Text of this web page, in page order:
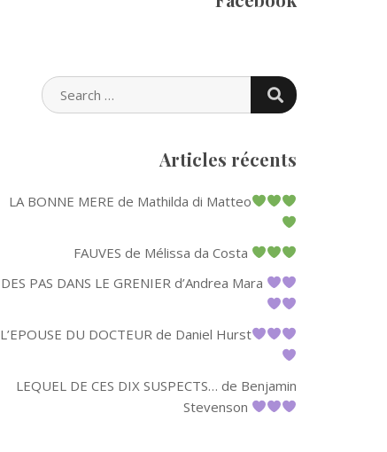
SEARCH
FOR:
SEARCH
Articles récents
LA BONNE MERE de Mathilda di Matteo
FAUVES de Mélissa da Costa
DES PAS DANS LE GRENIER d’Andrea Mara
L’EPOUSE DU DOCTEUR de Daniel Hurst
LEQUEL DE CES DIX SUSPECTS… de Benjamin
Stevenson